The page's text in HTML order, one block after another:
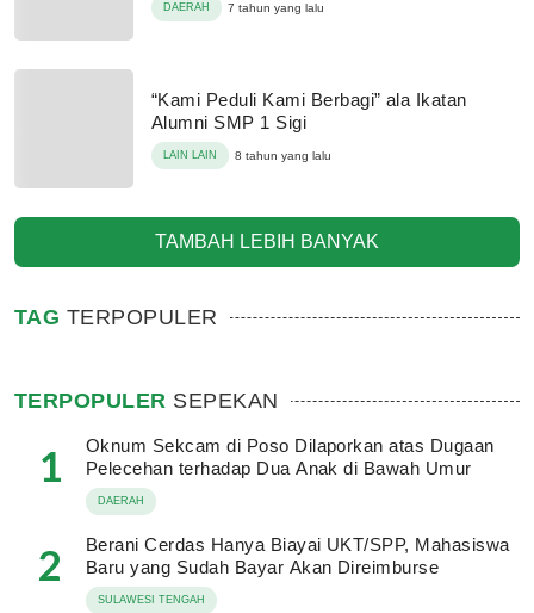
DAERAH 7 tahun yang lalu
“Kami Peduli Kami Berbagi” ala Ikatan
Alumni SMP 1 Sigi
LAIN LAIN 8 tahun yang lalu
TAMBAH LEBIH BANYAK
TAG TERPOPULER
TERPOPULER SEPEKAN
1
Oknum Sekcam di Poso Dilaporkan atas Dugaan
Pelecehan terhadap Dua Anak di Bawah Umur
DAERAH
2
Berani Cerdas Hanya Biayai UKT/SPP, Mahasiswa
Baru yang Sudah Bayar Akan Direimburse
SULAWESI TENGAH